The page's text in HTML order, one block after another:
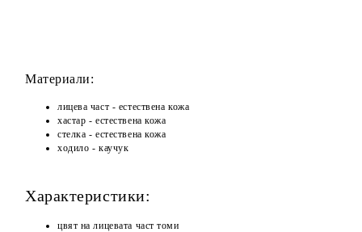
Материали:
лицева част - естествена кожа
хастар - естествена кожа
стелка - естествена кожа
ходило - каучук
Характеристики:
цвят на лицевата част томи